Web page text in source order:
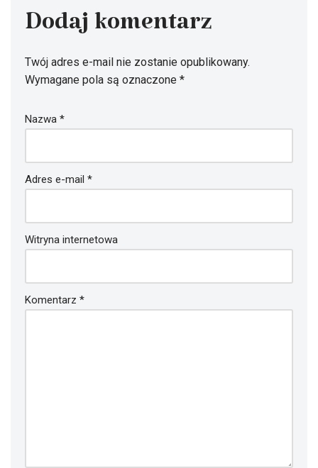
Dodaj komentarz
Twój adres e-mail nie zostanie opublikowany.
Wymagane pola są oznaczone *
Nazwa *
Adres e-mail *
Witryna internetowa
Komentarz *